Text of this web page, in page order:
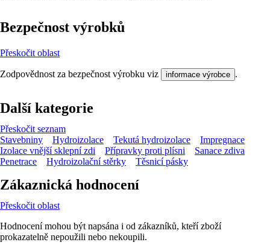
Bezpečnost výrobků
Přeskočit oblast
Zodpovědnost za bezpečnost výrobku viz informace výrobce .
Další kategorie
Přeskočit seznam
Stavebniny
Hydroizolace Tekutá hydroizolace
Impregnace
Izolace vnější sklepní zdi
Přípravky proti plísni
Sanace zdiva
Penetrace
Hydroizolační stěrky Těsnicí pásky
Zákaznická hodnocení
Přeskočit oblast
Hodnocení mohou být napsána i od zákazníků, kteří zboží
prokazatelně nepoužili nebo nekoupili.